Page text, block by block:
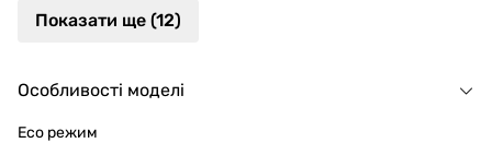
Показати ще (12)
Особливості моделі
Eco режим